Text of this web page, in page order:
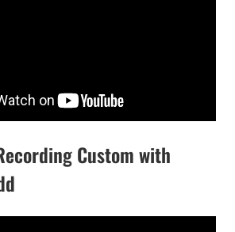
Custom with